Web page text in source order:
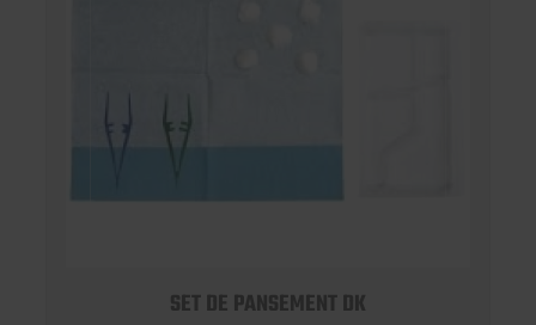
SET DE PANSEMENT DK